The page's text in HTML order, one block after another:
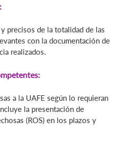
precisos de la totalidad de las
con la documentación de
realizados.
a la UAFE según lo requieran
la presentación de
(ROS) en los plazos y